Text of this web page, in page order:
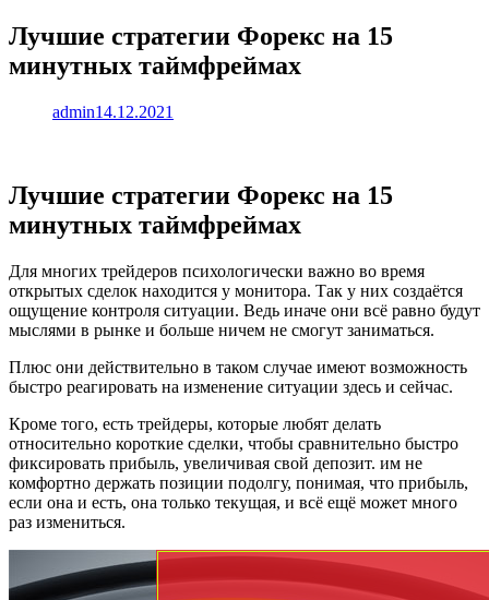
Лучшие стратегии Форекс на 15
минутных таймфреймах
admin14.12.2021
Лучшие стратегии Форекс на 15
минутных таймфреймах
Для многих трейдеров психологически важно во время
открытых сделок находится у монитора. Так у них создаётся
ощущение контроля ситуации. Ведь иначе они всё равно будут
мыслями в рынке и больше ничем не смогут заниматься.
Плюс они действительно в таком случае имеют возможность
быстро реагировать на изменение ситуации здесь и сейчас.
Кроме того, есть трейдеры, которые любят делать
относительно короткие сделки, чтобы сравнительно быстро
фиксировать прибыль, увеличивая свой депозит. им не
комфортно держать позиции подолгу, понимая, что прибыль,
если она и есть, она только текущая, и всё ещё может много
раз измениться.